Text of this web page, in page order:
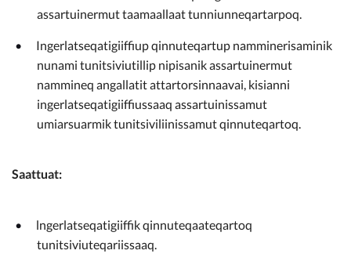
assartuinermut taamaallaat tunniunneqartarpoq.
Ingerlatseqatigiiffiup qinnuteqartup namminerisaminik
nunami tunitsiviutillip nipisanik assartuinermut
nammineq angallatit attartorsinnaavai, kisianni
ingerlatseqatigiiffiussaaq assartuinissamut
umiarsuarmik tunitsiviliinissamut qinnuteqartoq.
Saattuat:
lngerlatseqatigiiffik qinnuteqaateqartoq
tunitsiviuteqariissaaq.